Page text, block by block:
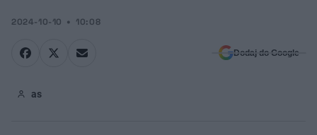
2024-10-10 10:08
Dodaj do Google
as